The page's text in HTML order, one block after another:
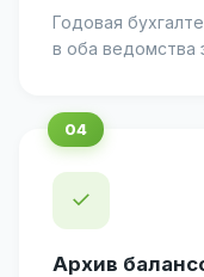
Годовая
в оба ведомства
✓
Архив